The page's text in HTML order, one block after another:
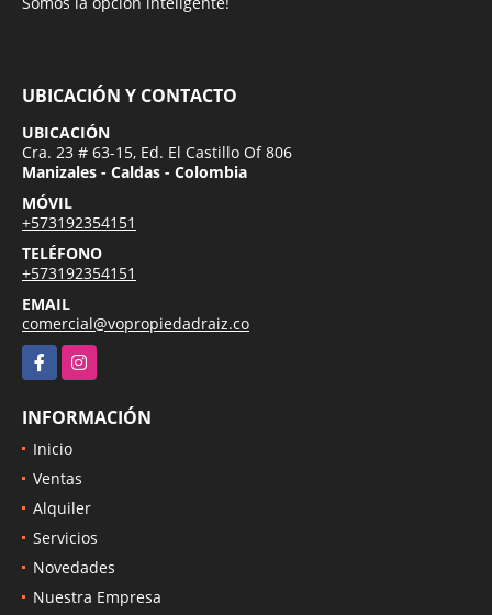
UBICACIÓN Y CONTACTO
UBICACIÓN
Cra. 23 # 63-15, Ed. El Castillo Of 806
Manizales - Caldas - Colombia
MÓVIL
+573192354151
TELÉFONO
+573192354151
EMAIL
comercial@vopropiedadraiz.co
FacebookInstagram
INFORMACIÓN
Inicio
Ventas
Alquiler
Servicios
Novedades
Nuestra Empresa